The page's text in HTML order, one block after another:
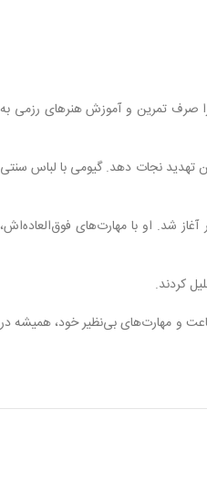
صرف تمرین و آموزش هنرهای رزمی به
تهدید نجات دهد. گیومی با لباس سنتی
شد. او با مهارت‌های فوق‌العاده‌اش،
کردند.
و مهارت‌های بی‌نظیر خود، همیشه در